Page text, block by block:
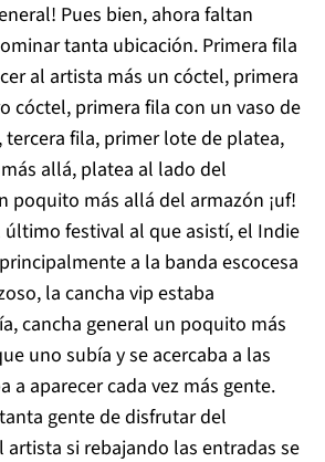
Pues bien, ahora faltan
tanta ubicación. Primera fila
al artista más un cóctel, primera
cóctel, primera fila con un vaso de
tercera fila, primer lote de platea,
allá, platea al lado del
poquito más allá del armazón ¡uf!
último festival al que asistí, el Indie
a la banda escocesa
la cancha vip estaba
cancha general un poquito más
uno subía y se acercaba a las
a aparecer cada vez más gente.
gente de disfrutar del
artista si rebajando las entradas se